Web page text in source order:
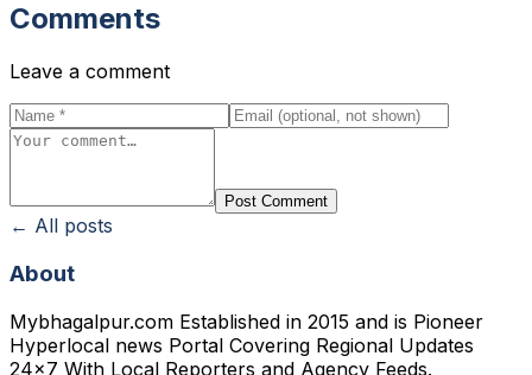
Comments
Leave a comment
Post Comment
← All posts
About
Mybhagalpur.com Established in 2015 and is Pioneer
Hyperlocal news Portal Covering Regional Updates
24x7 With Local Reporters and Agency Feeds.